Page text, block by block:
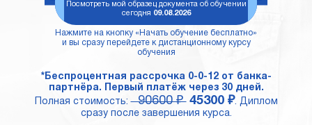
Посмотреть мой образец документа об обучении
сегодня 09.08.2026
Нажмите на кнопку «Начать обучение бесплатно»
и вы сразу перейдете к дистанционному курсу
обучения
*Беспроцентная рассрочка 0-0-12 от банка-
партнёра. Первый платёж через 30 дней.
Полная стоимость:90600 ₽ 45300 ₽. Диплом
сразу после завершения курса.